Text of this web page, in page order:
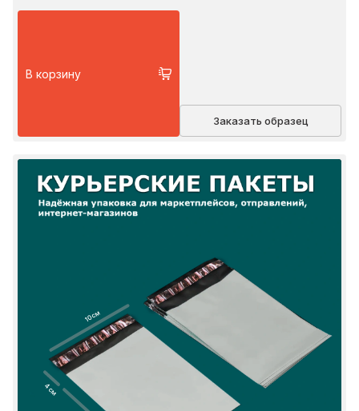
В корзину
Заказать образец
10 см
4 см